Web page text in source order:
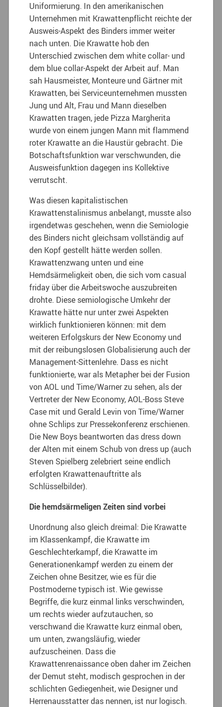
Uniformierung. In den amerikanischen
Unternehmen mit Krawattenpflicht reichte der
Ausweis-Aspekt des Binders immer weiter
nach unten. Die Krawatte hob den
Unterschied zwischen dem white collar- und
dem blue collar-Aspekt der Arbeit auf. Man
sah Hausmeister, Monteure und Gärtner mit
Krawatten, bei Serviceunternehmen mussten
Jung und Alt, Frau und Mann dieselben
Krawatten tragen, jede Pizza Margherita
wurde von einem jungen Mann mit flammend
roter Krawatte an die Haustür gebracht. Die
Botschaftsfunktion war verschwunden, die
Ausweisfunktion dagegen ins Kollektive
verrutscht.
Was diesen kapitalistischen
Krawattenstalinismus anbelangt, musste also
irgendetwas geschehen, wenn die Semiologie
des Binders nicht gleichsam vollständig auf
den Kopf gestellt hätte werden sollen.
Krawattenzwang unten und eine
Hemdsärmeligkeit oben, die sich vom casual
friday über die Arbeitswoche auszubreiten
drohte. Diese semiologische Umkehr der
Krawatte hätte nur unter zwei Aspekten
wirklich funktionieren können: mit dem
weiteren Erfolgskurs der New Economy und
mit der reibungslosen Globalisierung auch der
Management-Sittenlehre. Dass es nicht
funktionierte, war als Metapher bei der Fusion
von AOL und Time/Warner zu sehen, als der
Vertreter der New Economy, AOL-Boss Steve
Case mit und Gerald Levin von Time/Warner
ohne Schlips zur Pressekonferenz erschienen.
Die New Boys beantworten das dress down
der Alten mit einem Schub von dress up (auch
Steven Spielberg zelebriert seine endlich
erfolgten Krawattenauftritte als
Schlüsselbilder).
Die hemdsärmeligen Zeiten sind vorbei
Unordnung also gleich dreimal: Die Krawatte
im Klassenkampf, die Krawatte im
Geschlechterkampf, die Krawatte im
Generationenkampf werden zu einem der
Zeichen ohne Besitzer, wie es für die
Postmoderne typisch ist. Wie gewisse
Begriffe, die kurz einmal links verschwinden,
um rechts wieder aufzutauchen, so
verschwand die Krawatte kurz einmal oben,
um unten, zwangsläufig, wieder
aufzuscheinen. Dass die
Krawattenrenaissance oben daher im Zeichen
der Demut steht, modisch gesprochen in der
schlichten Gediegenheit, wie Designer und
Herrenausstatter das nennen, ist nur logisch.